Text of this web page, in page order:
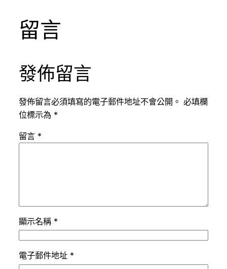
留言
發佈留言
發佈留言必須填寫的電子郵件地址不會公開。 必填欄
位標示為 *
留言 *
顯示名稱 *
電子郵件地址 *